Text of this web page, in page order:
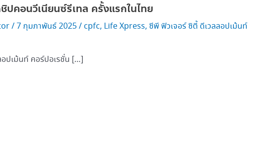
คอนวีเนียนซ์รีเทล ครั้งแรกในไทย
/7 กุมภาพันธ์ 2025/ cpfc, Life Xpress, ซีพี ฟิวเจอร์ ซิตี้ ดีเวลลอปเม้นท์
ปเม้นท์ คอร์ปอเรชั่น […]